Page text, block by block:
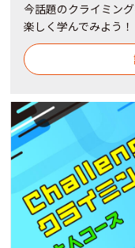
今話題のクライミン
楽しく学んでみよう！